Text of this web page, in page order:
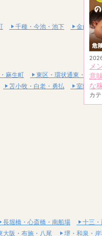
メ
意
な
カテ
千種・今池・池下
金山・熱
麻生町
東区・環状通東・新道
苫小牧・白老・勇払 室蘭・
長堀橋・心斎橋・南船場
十三
大阪・布施・八尾 堺・和泉・岸